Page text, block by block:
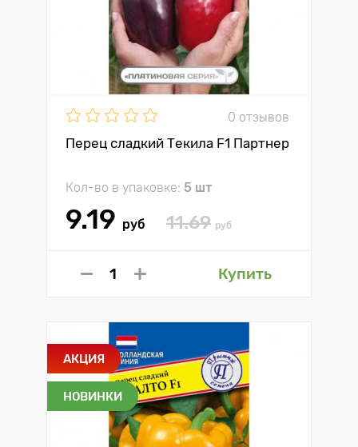
0 отзывов
Перец сладкий Текила F1 Партнер
Кол-во в упаковке: 5 шт
9.19 руб 11.69 руб
Купить
АКЦИЯ
НОВИНКИ